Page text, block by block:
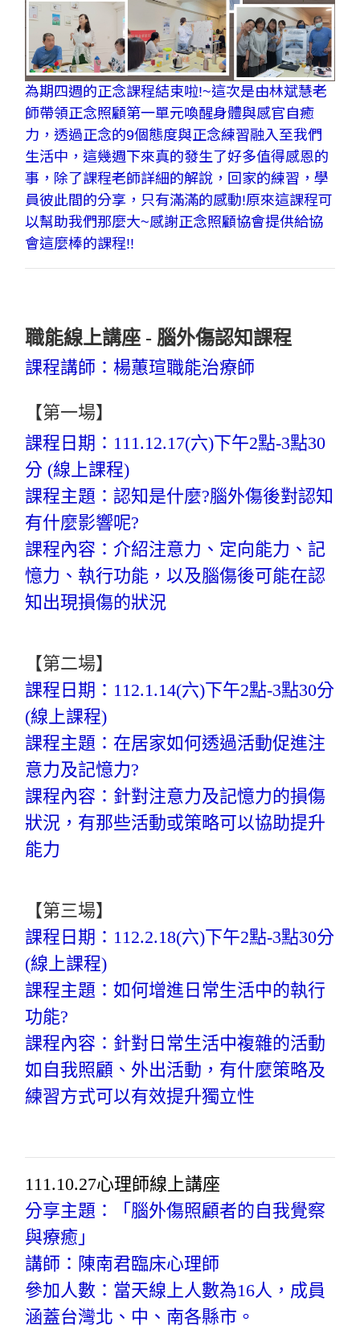
為期四週的正念課程結束啦!~這次是由林斌慧老
師帶領正念照顧第一單元喚醒身體與感官自癒
力，透過正念的9個態度與正念練習融入至我們
生活中，這幾週下來真的發生了好多值得感恩的
事，除了課程老師詳細的解說，回家的練習，學
員彼此間的分享，只有滿滿的感動!原來這課程可
以幫助我們那麼大~感謝正念照顧協會提供給協
會這麼棒的課程!!
職能線上講座 - 腦外傷認知課程
課程講師：楊蕙瑄職能治療師
【第一場】
課程日期：111.12.17(六)下午2點-3點30
分 (線上課程)
課程主題：認知是什麼?腦外傷後對認知
有什麼影響呢?
課程內容：介紹注意力、定向能力、記
憶力、執行功能，以及腦傷後可能在認
知出現損傷的狀況
【第二場】
課程日期：112.1.14(六)下午2點-3點30分
(線上課程)
課程主題：在居家如何透過活動促進注
意力及記憶力?
課程內容：針對注意力及記憶力的損傷
狀況，有那些活動或策略可以協助提升
能力
【第三場】
課程日期：112.2.18(六)下午2點-3點30分
(線上課程)
課程主題：如何增進日常生活中的執行
功能?
課程內容：針對日常生活中複雜的活動
如自我照顧、外出活動，有什麼策略及
練習方式可以有效提升獨立性
111.10.27心理師線上講座
分享主題：「腦外傷照顧者的自我覺察
與療癒」
講師：陳南君臨床心理師
參加人數：當天線上人數為16人，成員
涵蓋台灣北、中、南各縣市。